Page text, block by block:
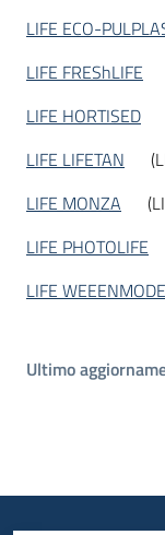
LIFE ECO-
LIFE FREShLIFE
LIFE HORTISED
LIFE LIFETAN
LIFE MONZA
LIFE PHOTOLIFE
LIFE
Ultimo